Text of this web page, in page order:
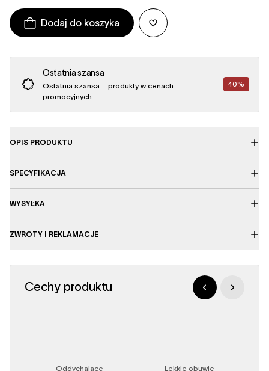
Dodaj do koszyka
Ostatnia szansa
Ostatnia szansa – produkty w cenach
promocyjnych
40%
OPIS PRODUKTU
SPECYFIKACJA
WYSYŁKA
ZWROTY I REKLAMACJE
Cechy produktu
Oddychające Lekkie obuwie